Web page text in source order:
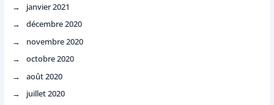
janvier 2021
décembre 2020
novembre 2020
octobre 2020
août 2020
juillet 2020